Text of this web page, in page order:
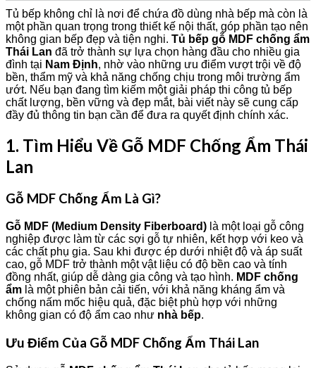
Tủ bếp không chỉ là nơi để chứa đồ dùng nhà bếp mà còn là
một phần quan trọng trong thiết kế nội thất, góp phần tạo nên
không gian bếp đẹp và tiện nghi. Tủ bếp gỗ MDF chống ẩm
Thái Lan đã trở thành sự lựa chọn hàng đầu cho nhiều gia
đình tại Nam Định, nhờ vào những ưu điểm vượt trội về độ
bền, thẩm mỹ và khả năng chống chịu trong môi trường ẩm
ướt. Nếu bạn đang tìm kiếm một giải pháp thi công tủ bếp
chất lượng, bền vững và đẹp mắt, bài viết này sẽ cung cấp
đầy đủ thông tin bạn cần để đưa ra quyết định chính xác.
1. Tìm Hiểu Về Gỗ MDF Chống Ẩm Thái
Lan
Gỗ MDF Chống Ẩm Là Gì?
Gỗ MDF (Medium Density Fiberboard) là một loại gỗ công
nghiệp được làm từ các sợi gỗ tự nhiên, kết hợp với keo và
các chất phụ gia. Sau khi được ép dưới nhiệt độ và áp suất
cao, gỗ MDF trở thành một vật liệu có độ bền cao và tính
đồng nhất, giúp dễ dàng gia công và tạo hình. MDF chống
ẩm là một phiên bản cải tiến, với khả năng kháng ẩm và
chống nấm mốc hiệu quả, đặc biệt phù hợp với những
không gian có độ ẩm cao như nhà bếp.
Ưu Điểm Của Gỗ MDF Chống Ẩm Thái Lan